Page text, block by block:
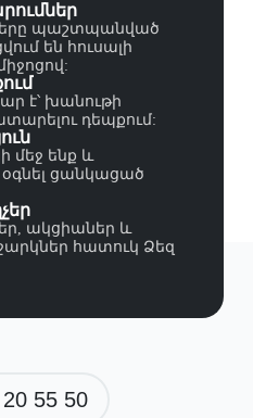
պաշտպանված
են հուսալի
է՝ խանութի
դեպքում:
մեջ ենք և
ցանկացած
ակցիաներ և
հատուկ Ձեզ
55 50